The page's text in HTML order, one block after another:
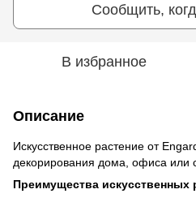
Сообщить,
В избранное
Описание
Искусственное растение от
декорирования дома, офиса или
Преимущества искусственных